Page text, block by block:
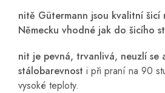
nitě Gütermann jsou kvalitní šicí
Německu vhodné jak do šicího
nit je pevná, trvanlivá, neuzlí se
stálobarevnost i při praní na 90
vysoké teploty.